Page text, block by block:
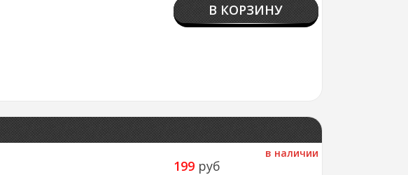
В КОРЗИНУ
в наличии
199 руб